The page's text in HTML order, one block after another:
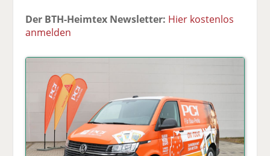
Der BTH-Heimtex Newsletter: Hier kostenlos
anmelden